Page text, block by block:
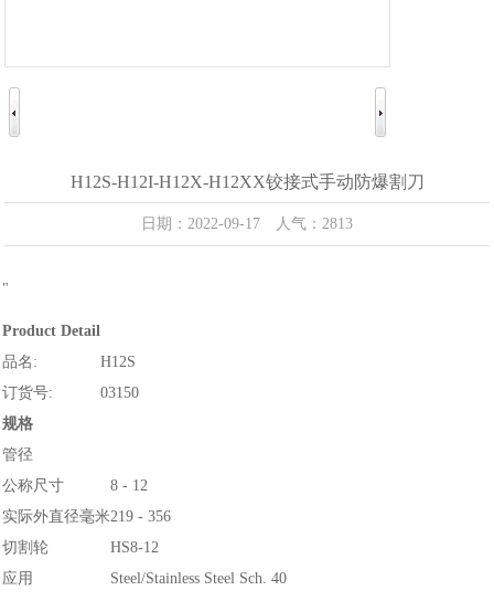
H12S-H12I-H12X-H12XX铰接式手动防爆割刀
日期：2022-09-17 人气：2813
"
Product Detail
品名:
H12S
订货号:
03150
规格
管径
公称尺寸
8 - 12
实际外直径毫米219 - 356
切割轮
HS8-12
应用
Steel/Stainless Steel Sch. 40